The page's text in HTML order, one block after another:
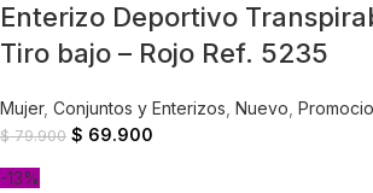
Enterizo Deportivo
Tiro bajo – Rojo Ref. 5235
Mujer, Conjuntos y Enterizos Nuevo
$79.900 $ 69.900
-13%